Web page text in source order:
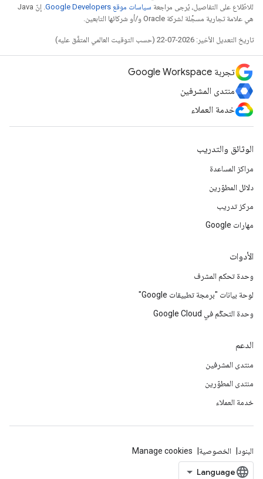
للاطّلاع على التفاصيل، يُرجى مراجعة سياسات موقع Google Developers‏
. إنّ Java
هي علامة تجارية مسجَّلة لشركة Oracle و/أو شركائها التابعين.
تاريخ التعديل الأخير: 2026-07-22 (حسب التوقيت العالمي المتفَّق عليه)
تجربة Google Workspace
منتدى المشرفين
خدمة العملاء
الوثائق والتدريب
مراكز المساعدة
دلائل المطوّرين
مركز تدريب
مهارات Google
الأدوات
وحدة تحكم المشرف
لوحة بيانات "برمجة تطبيقات Google"
وحدة التحكّم في Google Cloud
الدعم
منتدى المشرفين
منتدى المطوّرين
خدمة العملاء
البنود الخصوصية Manage cookies